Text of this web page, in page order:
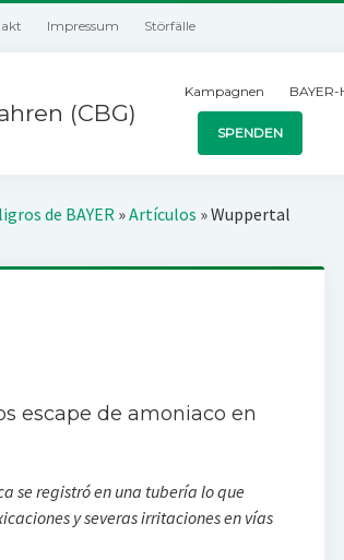
Impressum Störfälle
(CBG)
Kampagnen
SPENDEN
de BAYER»Artículos »Wuppertal
escape de amoniaco en
se registró en una tubería lo que
y severas irritaciones en vías